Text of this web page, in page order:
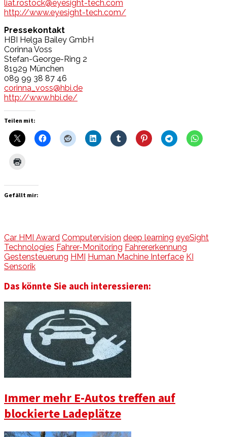
liat.rostock@eyesight-tech.com
http://www.eyesight-tech.com/
Pressekontakt
HBI Helga Bailey GmbH
Corinna Voss
Stefan-George-Ring 2
81929 München
089 99 38 87 46
corinna_voss@hbi.de
http://www.hbi.de/
Teilen mit:
Gefällt mir:
Car HMI Award Computervision deep learning eyeSight
Technologies Fahrer-Monitoring Fahrererkennung
Gestensteuerung HMI Human Machine Interface KI
Sensorik
Das könnte Sie auch interessieren:
Immer mehr E-Autos treffen auf
blockierte Ladeplätze